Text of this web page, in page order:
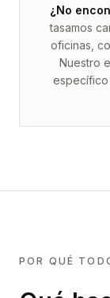
¿No
tasamos
oficinas,
Nuestro
específico
POR QUÉ